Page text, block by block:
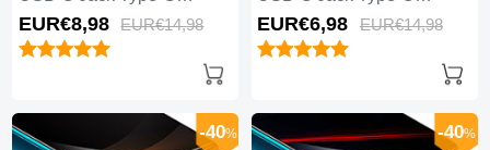
Universel H05 pour Apple
iPhone 15 Pro Or Rose
EUR€8,98 EUR€14,98
Universel H04 pour Apple
iPhone 15 Pro Blanc
EUR€6,98 EUR€14,98
-40% -40%